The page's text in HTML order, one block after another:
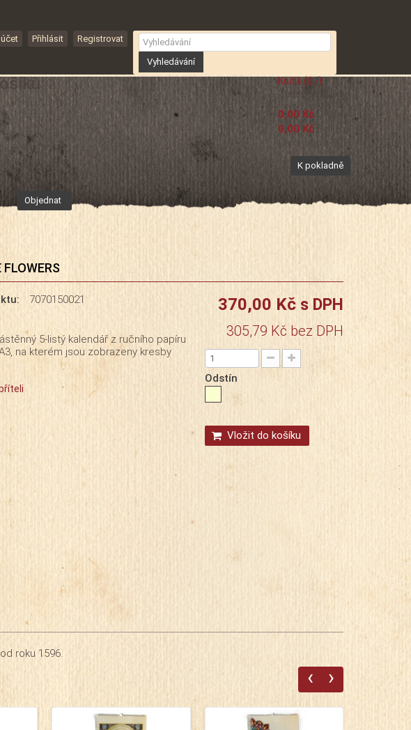
Vyhledávání
Přihlásit Registrovat
Košík (0,-)
Žádné produkty
0,00 Kč DPH
0,00 Kč Celkem
Ceny jsou s DPH
K pokladně
Objednat
7070150021
5-listý kalendář z ručního papíru
na kterém jsou zobrazeny kresby
370,00 Kčs DPH
305,79 Kč bez DPH
Odstín
Vložit do košíku
roku 1596.
‹ ›